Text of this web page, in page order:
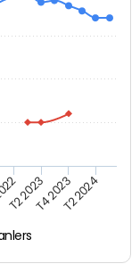
T2 2023T4 2023T2 2024